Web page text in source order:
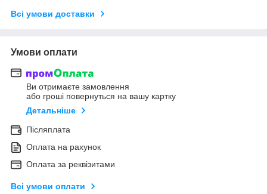
Всі умови доставки
Умови оплати
Ви отримаєте замовлення
або гроші повернуться на вашу картку
Детальніше
Післяплата
Оплата на рахунок
Оплата за реквізитами
Всі умови оплати